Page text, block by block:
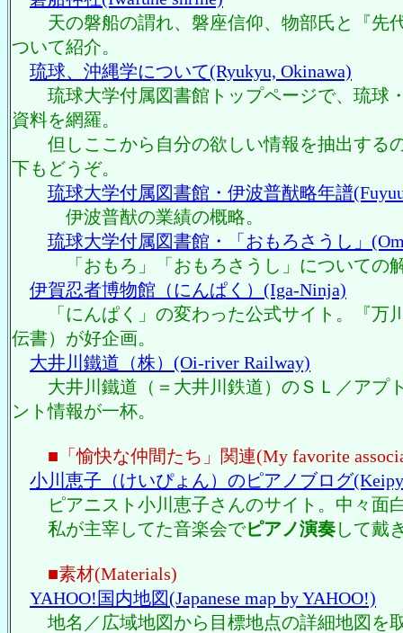
天の磐船の謂れ、磐座信仰、物部氏と『先
ついて紹介。
琉球、沖縄学について(Ryukyu, Okinawa)
琉球大学付属図書館トップページで、琉球
資料を網羅。
但しここから自分の欲しい情報を抽出する
下もどうぞ。
琉球大学付属図書館・伊波普猷略年譜
伊波普猷の業績の概略。
琉球大学付属図書館・「おもろさうし」
「おもろ」「おもろさうし」についての
伊賀忍者博物館（にんぱく）(Iga-Ninja)
「にんぱく」の変わった公式サイト。『万
伝書）が好企画。
大井川鐵道（株）(Oi-river Railway)
大井川鐵道（＝大井川鉄道）のＳＬ／アプ
ント情報が一杯。
■「愉快な仲間たち」関連(My favorite
小川恵子（けいぴょん）のピアノブログ
ピアニスト小川恵子さんのサイト。中々面
私が主宰してた音楽会でピアノ演奏して戴
■素材(Materials)
YAHOO!国内地図(Japanese map by YAHOO!)
地名／広域地図から目標地点の詳細地図を